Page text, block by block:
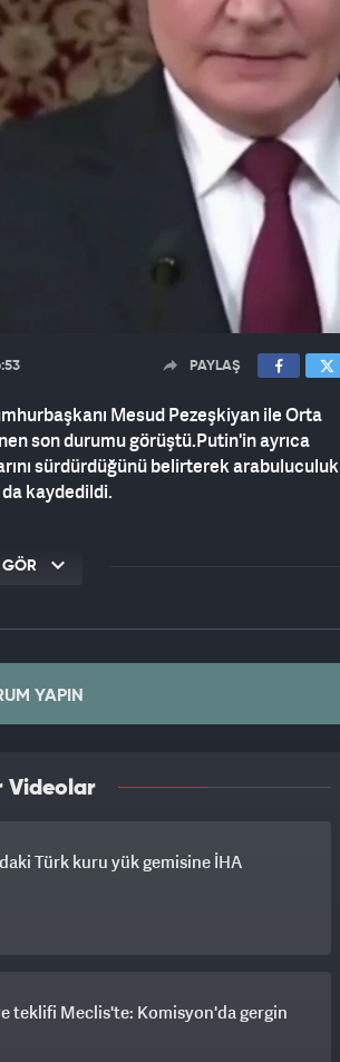
PAYLAŞ
Mesud Pezeşkiyan ile Orta
son durumu görüştü.Putin'in ayrıca
sürdürdüğünü belirterek arabuluculuk
kaydedildi.
GÖR
YAPIN
Videolar
Türk kuru yük gemisine İHA
teklifi Meclis'te: Komisyon'da gergin